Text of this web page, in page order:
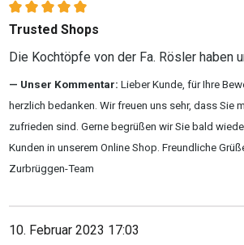
Bewertung mit 5 von 5 Sternen
Trusted Shops
Die Kochtöpfe von der Fa. Rösler haben
Unser Kommentar: Lieber Kunde, für Ihre
herzlich bedanken. Wir freuen uns sehr, dass Sie
zufrieden sind. Gerne begrüßen wir Sie bald
Kunden in unserem Online Shop. Freundliche
Zurbrüggen-Team
10. Februar 2023 17:03